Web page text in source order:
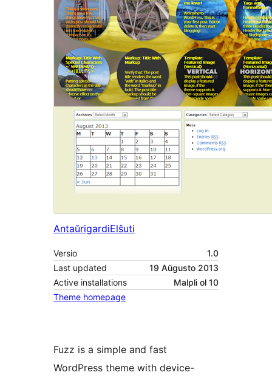
AntaŭrigardiElŝuti
Versio
1.0
Last updated
19 Aŭgusto 2013
Active installations
Malpli ol 10
Theme homepage
Fuzz is a simple and fast
WordPress theme with device-